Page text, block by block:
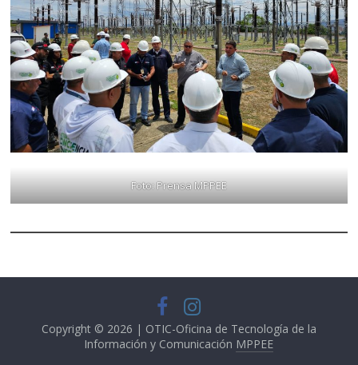
Foto: Prensa MPPEE
Copyright © 2026 | OTIC-Oficina de Tecnología de la
Información y Comunicación MPPEE